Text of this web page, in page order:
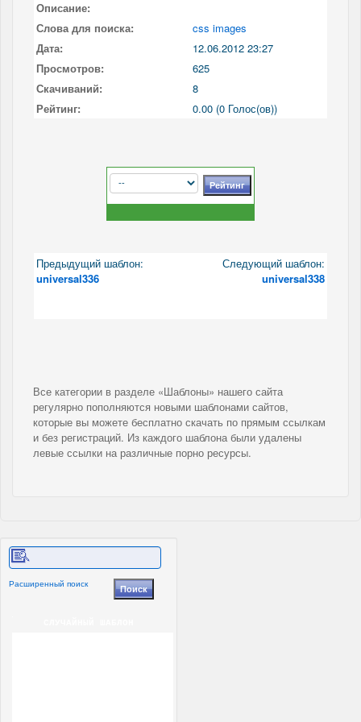
Описание:
Слова для поиска:
css images
Дата:
12.06.2012 23:27
Просмотров:
625
Скачиваний:
8
Рейтинг:
0.00 (0 Голос(ов))
Предыдущий шаблон:
universal336
Следующий шаблон:
universal338
Все категории в разделе «Шаблоны» нашего сайта
регулярно пополняются новыми шаблонами сайтов,
которые вы можете бесплатно скачать по прямым ссылкам
и без регистраций. Из каждого шаблона были удалены
левые ссылки на различные порно ресурсы.
Расширенный поиск